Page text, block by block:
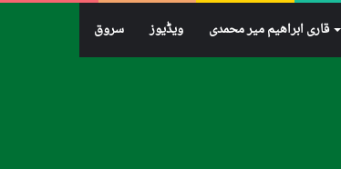
سروق ویڈیوز قاری ابراهيم میر محمدی